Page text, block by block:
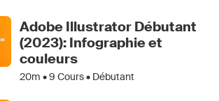
Adobe Illustrator Débutant
(2023): Infographie et
couleurs
20m •9 Cours • Débutant